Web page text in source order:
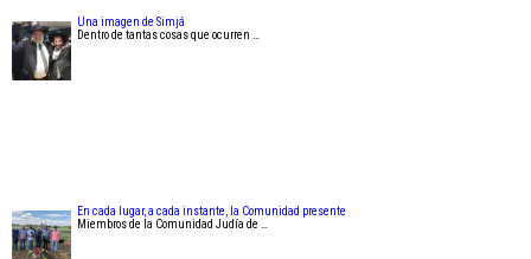
Una imagen de Simjá
Dentro de tantas cosas que ocurren …
En cada lugar, a cada instante, la Comunidad presente
Miembros de la Comunidad Judía de …